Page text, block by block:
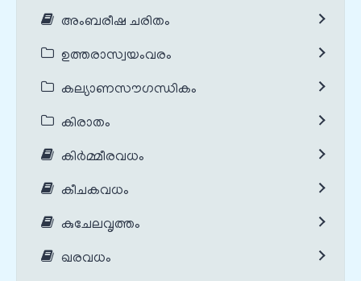
അംബരീഷ ചരിതം
ഉത്തരാസ്വയംവരം
കല്യാണസൗഗന്ധികം
കിരാതം
കിർമ്മീരവധം
കീചകവധം
കുചേലവൃത്തം
ഖരവധം